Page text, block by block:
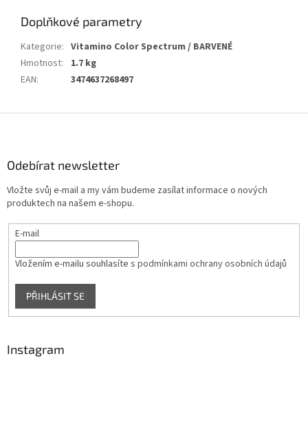
Doplňkové parametry
Kategorie: Vitamino Color Spectrum / BARVENÉ
Hmotnost:
1.7 kg
EAN: 3474637268497
Odebírat newsletter
Vložte svůj e-mail a my vám budeme zasílat informace o nových
produktech na našem e-shopu.
E-mail
Vložením e-mailu souhlasíte s podmínkami ochrany osobních údajů
PŘIHLÁSIT SE
Instagram